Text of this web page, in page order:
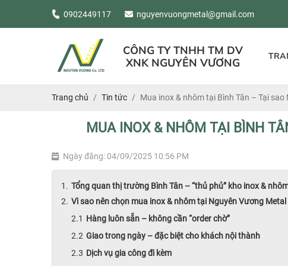
0902449117 nguyenvuongmetal@gmail.com
CÔNG TY TNHH TM DV
XNK NGUYÊN VƯƠNG
Trang chủ Tin tức Mua inox & nhôm tại Bình Tân – Tại
MUA INOX & NHÔM TẠI BÌNH
Ngày đăng: 04/09/2025 10:56 PM
Tổng quan thị trường Bình Tân – “thủ phủ” kho inox &
Vì sao nên chọn mua inox & nhôm tại Nguyên Vương Metal
Hàng luôn sẵn – không cần “order chờ”
Giao trong ngày – đặc biệt cho khách nội thành
Dịch vụ gia công đi kèm